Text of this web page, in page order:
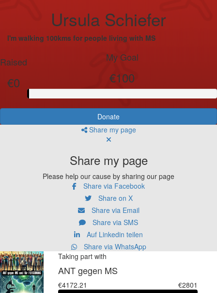
Ursula Schiefer
I'm walking 100kms for people living with MS
Raised
€0
My Goal
€100
Donate
Share my page
Share my page
Please help our cause by sharing our page
Share via Facebook
Share on X
Share via Email
Share via SMS
Auf Linkedin teilen
Share via WhatsApp
Taking part with
ANT gegen MS
€4172.21 €2801